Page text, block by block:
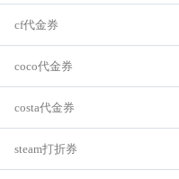
cf代金券
coco代金券
costa代金券
steam打折券